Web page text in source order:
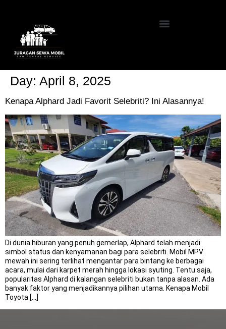
Day: April 8, 2025
Kenapa Alphard Jadi Favorit Selebriti? Ini Alasannya!
Di dunia hiburan yang penuh gemerlap, Alphard telah menjadi
simbol status dan kenyamanan bagi para selebriti. Mobil MPV
mewah ini sering terlihat mengantar para bintang ke berbagai
acara, mulai dari karpet merah hingga lokasi syuting. Tentu saja,
popularitas Alphard di kalangan selebriti bukan tanpa alasan. Ada
banyak faktor yang menjadikannya pilihan utama. Kenapa Mobil
Toyota […]